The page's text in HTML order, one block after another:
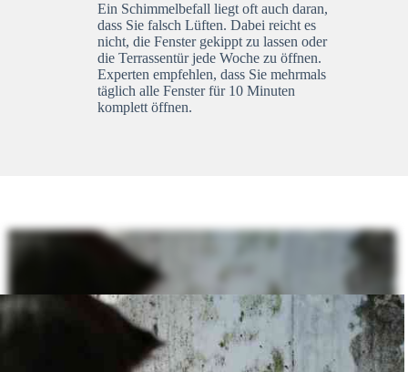
Ein Schimmelbefall liegt oft auch daran,
dass Sie falsch Lüften. Dabei reicht es
nicht, die Fenster gekippt zu lassen oder
die Terrassentür jede Woche zu öffnen.
Experten empfehlen, dass Sie mehrmals
täglich alle Fenster für 10 Minuten
komplett öffnen.